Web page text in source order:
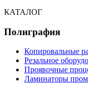
КАТАЛОГ
Полиграфия
Копировальные
Резальное
Проявочные
Ламинаторы